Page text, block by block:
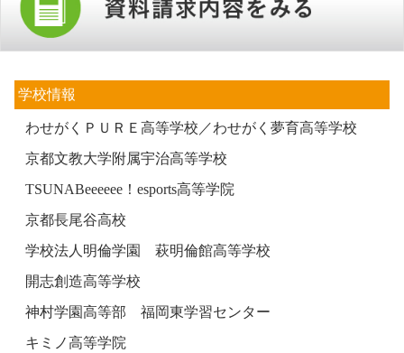
学校情報
わせがくＰＵＲＥ高等学校／わせがく夢育高等学校
京都文教大学附属宇治高等学校
TSUNABeeeeee！esports高等学院
京都長尾谷高校
学校法人明倫学園 萩明倫館高等学校
開志創造高等学校
神村学園高等部 福岡東学習センター
キミノ高等学院